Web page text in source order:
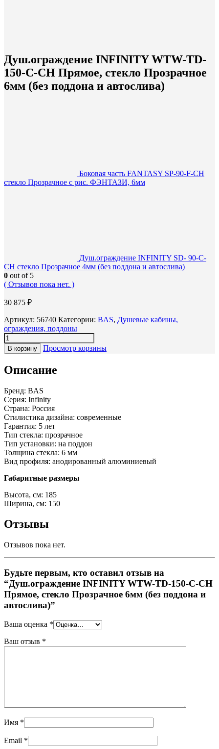
Душ.ограждение INFINITY WTW-TD-
150-С-CH Прямое, стекло Прозрачное
6мм (без поддона и автослива)
Боковая часть FANTASY SP-90-F-CH
стекло Прозрачное с рис. ФЭНТАЗИ, 6мм
Душ.ограждение INFINITY SD- 90-C-
CH стекло Прозрачное 4мм (без поддона и автослива)
0 out of 5
( Отзывов пока нет. )
30 875 ₽
Артикул: 56740 Категории: BAS, Душевые кабины,
ограждения, поддоны
В корзину Просмотр корзины
Описание
Бренд: BAS
Серия: Infinity
Страна: Россия
Стилистика дизайна: современные
Гарантия: 5 лет
Тип стекла: прозрачное
Тип установки: на поддон
Толщина стекла: 6 мм
Вид профиля: анодированный алюминиевый
Габаритные размеры
Высота, см: 185
Ширина, см: 150
Отзывы
Отзывов пока нет.
Будьте первым, кто оставил отзыв на
“Душ.ограждение INFINITY WTW-TD-150-С-CH
Прямое, стекло Прозрачное 6мм (без поддона и
автослива)”
Ваша оценка *
Ваш отзыв *
Имя *
Email *